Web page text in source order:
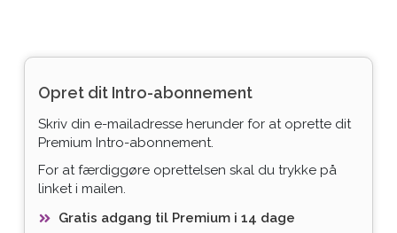
Opret dit Intro-abonnement
Skriv din e-mailadresse herunder for at oprette dit
Premium Intro-abonnement.
For at færdiggøre oprettelsen skal du trykke på
linket i mailen.
Gratis adgang til Premium i 14 dage